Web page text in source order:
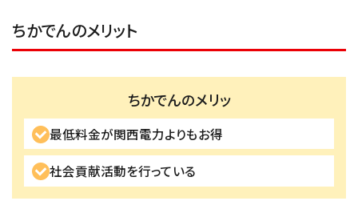
ちかでんのメリット
ちかでんのメリッ
最低料金が関西電力よりもお得
社会貢献活動を行っている